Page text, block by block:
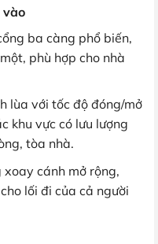
vào
ba càng phổ biến,
phù hợp cho nhà
lùa với tốc độ đóng/mở
khu vực có lưu lượng
tòa nhà.
xoay cánh mở rộng,
lối đi của cả người